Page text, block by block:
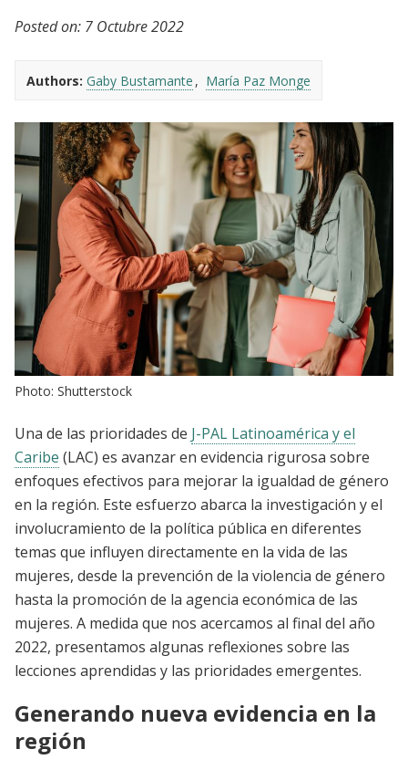
Posted on: 7 Octubre 2022
Authors: Gaby Bustamante María Paz Monge
Photo: Shutterstock
Una de las prioridades de J-PAL Latinoamérica y el
Caribe (LAC) es avanzar en evidencia rigurosa sobre
enfoques efectivos para mejorar la igualdad de género
en la región. Este esfuerzo abarca la investigación y el
involucramiento de la política pública en diferentes
temas que influyen directamente en la vida de las
mujeres, desde la prevención de la violencia de género
hasta la promoción de la agencia económica de las
mujeres. A medida que nos acercamos al final del año
2022, presentamos algunas reflexiones sobre las
lecciones aprendidas y las prioridades emergentes.
Generando nueva evidencia en la
región